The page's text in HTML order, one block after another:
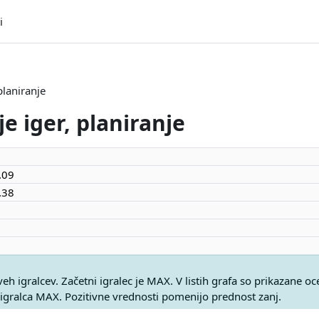
iger, planiranje
igralcev. Začetni igralec je MAX. V listih grafa so prikazane
MAX. Pozitivne vrednosti pomenijo prednost zanj.